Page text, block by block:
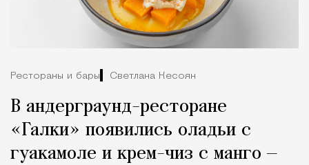
Рестораны и бары Светлана Кесоян
В андерграунд-ресторане
«Галки» появились оладьи с
гуакамоле и крем-чиз с манго —